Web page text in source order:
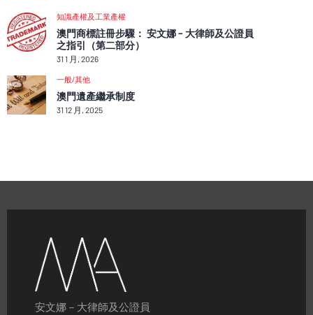
知識產權及工業產權
澳門商標註冊步驟： 安文娜 – 大律師及公證員
之指引（第二部分）
31 1 月, 2026
一般/其他
澳門遺產繼承制度
31 12 月, 2025
安文娜－大律師及公證員